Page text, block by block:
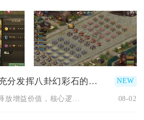
发挥八卦幻彩石的优势
八卦幻彩石想要完全释放增益价值，核心逻辑是定向囤积稳定渠道资... 08-02